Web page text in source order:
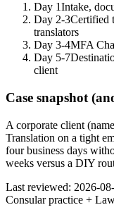
Day 1Intake,
Day 2-3Certified
translators
Day 3-4MFA
Day 5-7
client
Case snapshot
A corporate client
Translation on a tight
four business days
weeks versus a DIY
Last reviewed: 2026-
Consular practice +